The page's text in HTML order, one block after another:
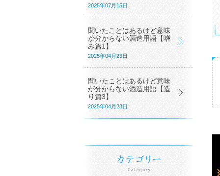
2025年07月15日
聞いたことはあるけど意味
が分からない酒造用語【嗜
み篇1】
2025年04月23日
聞いたことはあるけど意味
が分からない酒造用語【造
り篇3】
2025年04月23日